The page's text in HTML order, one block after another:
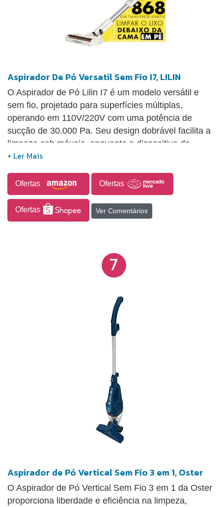
Aspirador De Pó Versatil Sem Fio I7, LILIN
O Aspirador de Pó Lilin I7 é um modelo versátil e
sem fio, projetado para superfícies múltiplas,
operando em 110V/220V com uma potência de
sucção de 30.000 Pa. Seu design dobrável facilita a
limpeza sob móveis, enquanto o dispositivo de
remoção de ácaros, aliado a uma escova elétrica
diversas cabeças de limpeza, é adequado para
eliminar poeira, pelos de animais e ácaros em
pisos, carpetes, sofás, teclados e camas. Pode ser
acionado como um aspirador de mão,
segundos de funcionamento contínuo e carrega
rapidamente. O armazenamento é otimizado por um
parede de maneira segura, sem ocupar espaço
Ofertas Ofertas
Ofertas Ver Comentários
7
Aspirador de Pó Vertical Sem Fio 3 em 1, Oster
O Aspirador de Pó Vertical Sem Fio 3 em 1 da Oster
proporciona liberdade e eficiência na limpeza,